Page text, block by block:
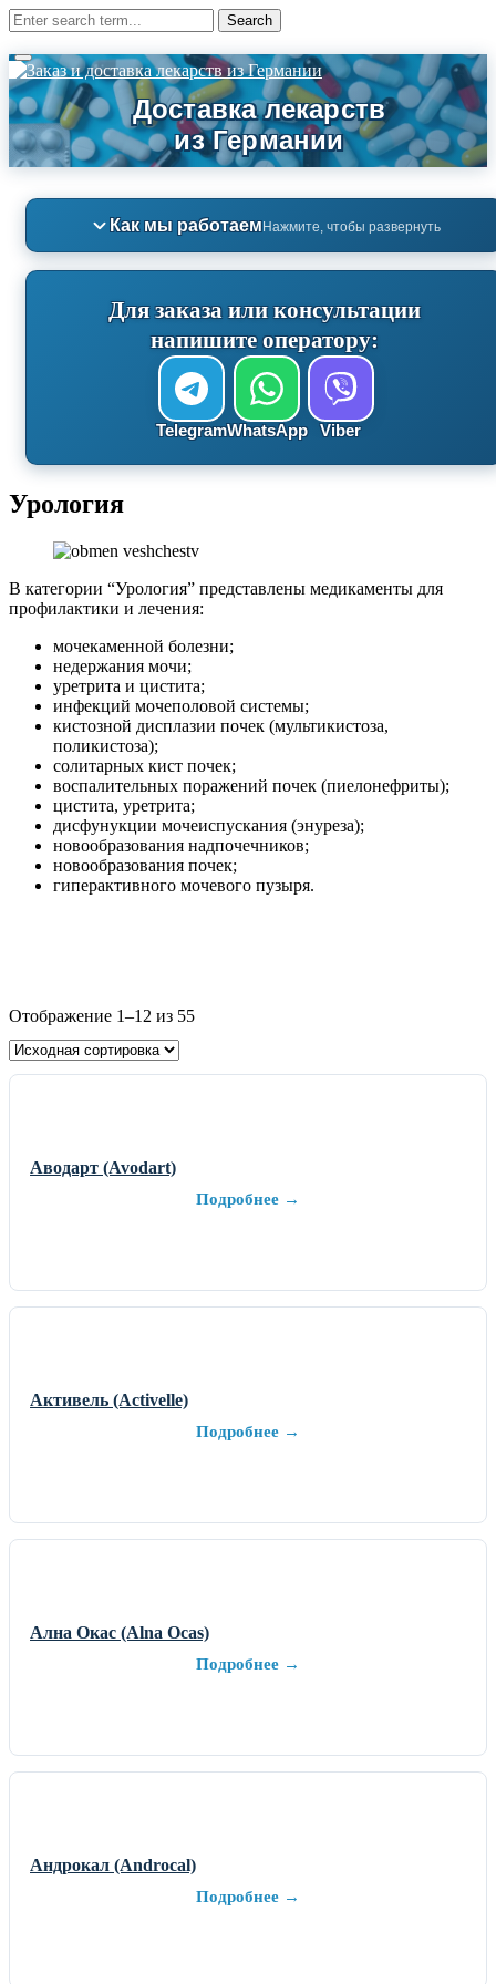
Как мы работаемНажмите, чтобы развернуть
Для заказа или консультации
напишите оператору:
TelegramWhatsApp Viber
Урология
В категории “Урология” представлены медикаменты для
профилактики и лечения:
мочекаменной болезни;
недержания мочи;
уретрита и цистита;
инфекций мочеполовой системы;
кистозной дисплазии почек (мультикистоза,
поликистоза);
солитарных кист почек;
воспалительных поражений почек (пиелонефриты);
цистита, уретрита;
дисфунукции мочеиспускания (энуреза);
новообразования надпочечников;
новообразования почек;
гиперактивного мочевого пузыря.
Отображение 1–12 из 55
Аводарт (Avodart)
Подробнее →
Активель (Activelle)
Подробнее →
Ална Окас (Alna Ocas)
Подробнее →
Андрокал (Androcal)
Подробнее →